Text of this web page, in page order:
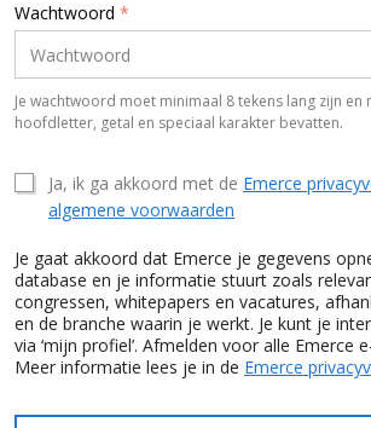
Wachtwoord *
Je wachtwoord moet minimaal 8 tekens lang zijn en
hoofdletter, getal en speciaal karakter bevatten.
Ja, ik ga akkoord met de Emerce
algemene voorwaarden
Je gaat akkoord dat Emerce je gegevens
database en je informatie stuurt zoals
congressen, whitepapers en vacatures,
en de branche waarin je werkt. Je kunt je
via ‘mijn profiel’. Afmelden voor alle Emerce
Meer informatie lees je in de Emerce